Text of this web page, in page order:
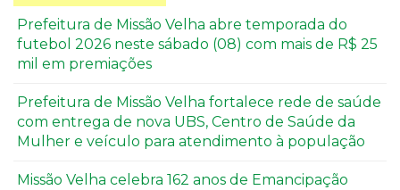
Prefeitura de Missão Velha abre temporada do
futebol 2026 neste sábado (08) com mais de R$ 25
mil em premiações
Prefeitura de Missão Velha fortalece rede de saúde
com entrega de nova UBS, Centro de Saúde da
Mulher e veículo para atendimento à população
Missão Velha celebra 162 anos de Emancipação